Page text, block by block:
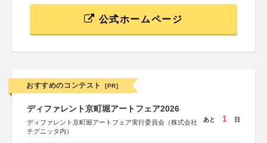
公式ホームページ
おすすめのコンテスト [PR]
ディファレント京町堀アートフェア2026
ディファレント京町堀アートフェア実行委員会（株式会社
チグニッタ内）
あと 1 日